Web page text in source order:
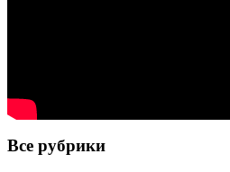
Все рубрики